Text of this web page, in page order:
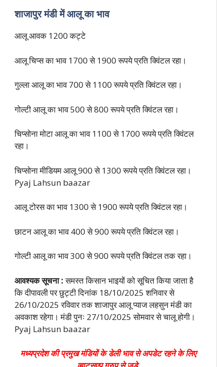
शाजापुर मंडी में आलू का भाव
आलू आवक 1200 कट्टे
आलू चिप्स का भाव 1700 से 1900 रूपये प्रति क्विंटल रहा।
गुल्ला आलू का भाव 700 से 1100 रूपये प्रति क्विंटल रहा।
गोल्टी आलू का भाव 500 से 800 रूपये प्रति क्विंटल रहा।
चिप्सोना मोटा आलू का भाव 1100 से 1700 रूपये प्रति क्विंटल
रहा।
चिप्सोना मीडियम आलू 900 से 1300 रूपये प्रति क्विंटल रहा।
Pyaj Lahsun baazar
आलू टोरस का भाव 1300 से 1900 रूपये प्रति क्विंटल रहा।
छाटन आलू का भाव 400 से 900 रूपये प्रति क्विंटल रहा।
गोल्टी आलू का भाव 300 से 900 रूपये प्रति क्विंटल तक रहा।
आवश्यक सूचना :समस्त किसान भाइयों को सूचित किया जाता है
कि दीपावली पर छुट्टी दिनांक 18/10/2025 शनिवार से
26/10/2025 रविवार तक शाजापुर आलू प्याज लहसुन मंडी का
अवकाश रहेगा। मंडी पुनः 27/10/2025 सोमवार से चालू होगी।
Pyaj Lahsun baazar
मध्यप्रदेश की प्रमुख मंडियों के डेली भाव से अपडेट रहने के लिए